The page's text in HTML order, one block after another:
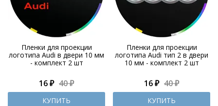
Пленки для проекции
логотипа Audi в двери 10 мм
- комплект 2 шт
16 ₽ 40 ₽
КУПИТЬ
Пленки для проекции
логотипа Audi тип 2 в двери
10 мм - комплект 2 шт
16 ₽ 40 ₽
КУПИТЬ